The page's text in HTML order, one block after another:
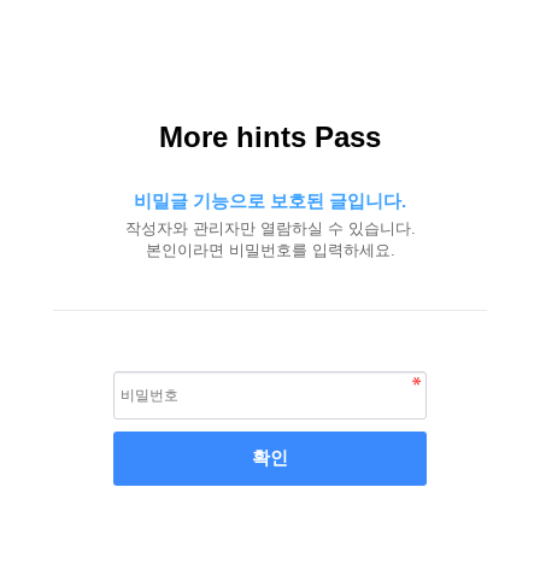
More hints Pass
비밀글 기능으로 보호된 글입니다.
작성자와 관리자만 열람하실 수 있습니다.
본인이라면 비밀번호를 입력하세요.